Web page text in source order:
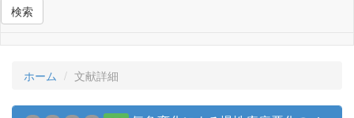
検索
ホーム 文献詳細